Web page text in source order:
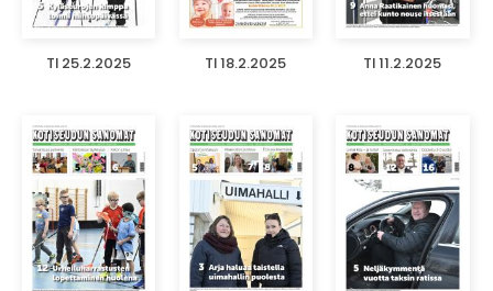
TI 25.2.2025 TI 18.2.2025 TI 11.2.2025